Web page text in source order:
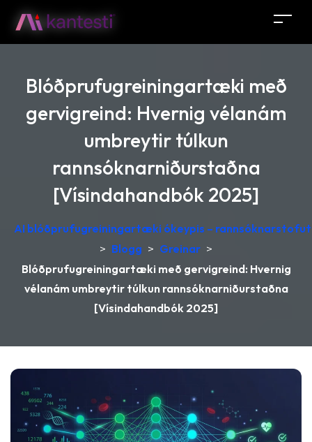
Blóðprufugreiningartæki með
gervigreind: Hvernig vélanám
umbreytir túlkun
rannsóknarniðurstaðna
[Vísindahandbók 2025]
AI blóðprufugreiningartæki ókeypis –
> Blogg > Greinar >
Blóðprufugreiningartæki með gervigreind: Hvernig
vélanám umbreytir túlkun rannsóknarniðurstaðna
[Vísindahandbók 2025]